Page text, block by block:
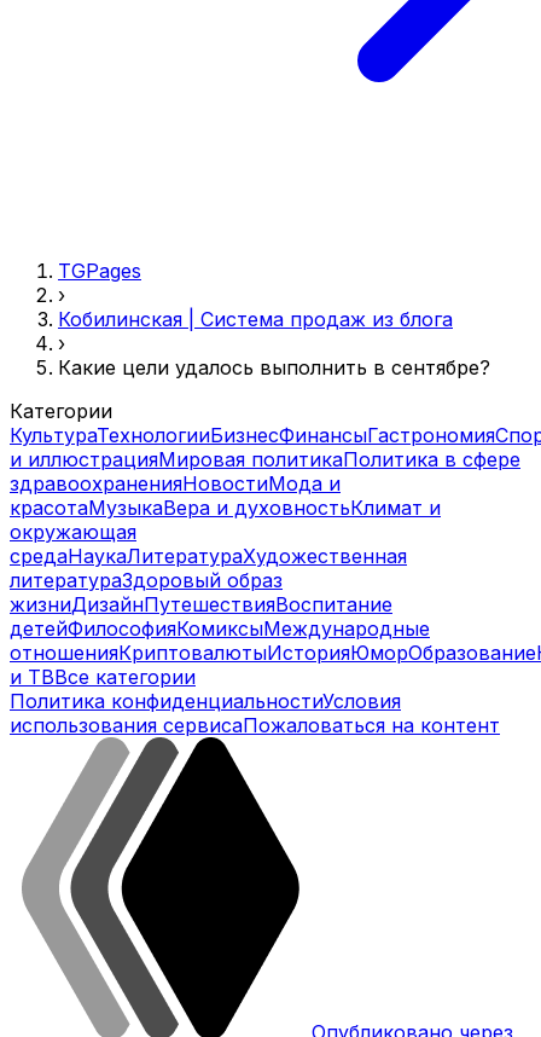
TGPages
›
Кобилинская | Система продаж из блога
›
Какие цели удалось выполнить в сентябре?
Категории
КультураТехнологииБизнесФинансыГастрономия
и иллюстрацияМировая политикаПолитика в сфере
здравоохраненияНовостиМода и
красотаМузыкаВера и духовностьКлимат и
окружающая
средаНаукаЛитератураХудожественная
литератураЗдоровый образ
жизниДизайнПутешествияВоспитание
детейФилософияКомиксыМеждународные
отношенияКриптовалютыИсторияЮморОбразование
и ТВВсе категории
Политика конфиденциальностиУсловия
использования сервисаПожаловаться на контент
Опубликовано через